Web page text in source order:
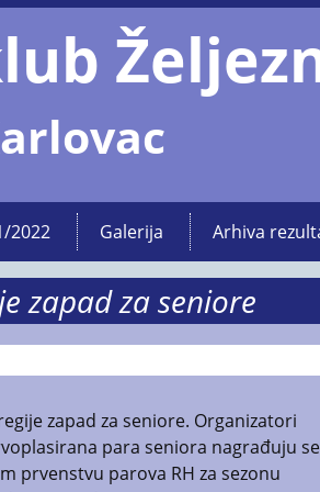
2022 Galerija Arhiva
zapad za seniore
zapad za seniore. Organizatori
para seniora nagrađuju se
prvenstvu parova RH za sezonu